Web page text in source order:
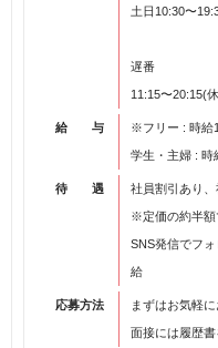
土日10:30〜
遅番
11:15〜20:15(
給 与 ※フリー : 時給
学生・主婦 : 時
待 遇 社員割引あり
※定価の約半額
SNS発信でフ
給
応募方法 まずはお気軽に
面接には履歴書